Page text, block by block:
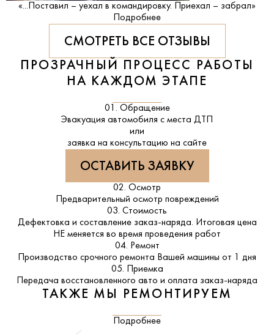
«...Поставил – уехал в командировку. Приехал – забрал»
Подробнее
СМОТРЕТЬ ВСЕ ОТЗЫВЫ
ПРОЗРАЧНЫЙ ПРОЦЕСС РАБОТЫ
НА КАЖДОМ ЭТАПЕ
01. Обращение
Эвакуация автомобиля с места ДТП
или
заявка на консультацию на сайте
ОСТАВИТЬ ЗАЯВКУ
02. Осмотр
Предварительный осмотр повреждений
03. Стоимость
Дефектовка и составление заказ-наряда. Итоговая цена
НЕ меняется во время проведения работ
04. Ремонт
Производство срочного ремонта Вашей машины от 1 дня
05. Приемка
Передача восстановленного авто и оплата заказ-наряда
ТАКЖЕ МЫ РЕМОНТИРУЕМ
Подробнее